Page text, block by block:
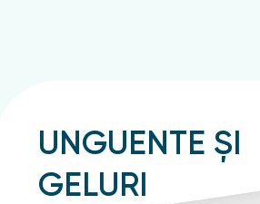
UNGUENTE ȘI
GELURI